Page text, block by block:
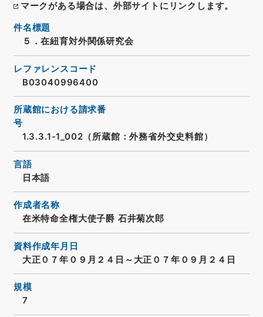
マークがある場合は、外部サイトにリンクします。
件名標題
５．在紐育対外関係研究会
レファレンスコード
B03040996400
所蔵館における請求番
号
1.3.3.1-1_002（所蔵館：外務省外交史料館）
言語
日本語
作成者名称
在米特命全権大使子爵 石井菊次郎
資料作成年月日
大正０７年０９月２４日～大正０７年０９月２４日
規模
7